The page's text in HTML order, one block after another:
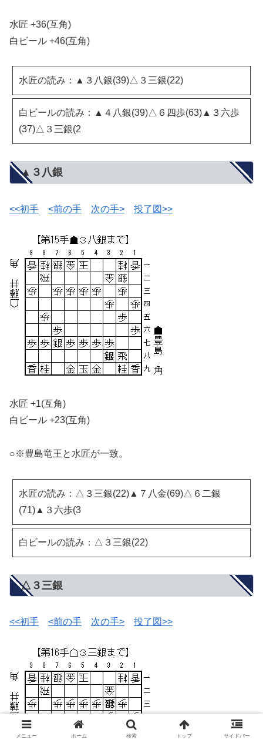
水匠 +36(互角)
白ビール +46(互角)
水匠の読み：▲３八銀(39)△３三銀(22)
白ビールの読み：▲４八銀(39)△６四歩(63)▲３六歩
(37)△３三銀(2
▲３八銀
<<初手 <前の手 次の手> 投了図>>
水匠 +1(互角)
白ビール +23(互角)
○※豊島竜王と水匠が一致。
水匠の読み：△３三銀(22)▲７八金(69)△６二銀
(71)▲３六歩(3
白ビールの読み：△３三銀(22)
△３三銀
<<初手 <前の手 次の手> 投了図>>
メニュー ホーム 検索 トップ サイドバー